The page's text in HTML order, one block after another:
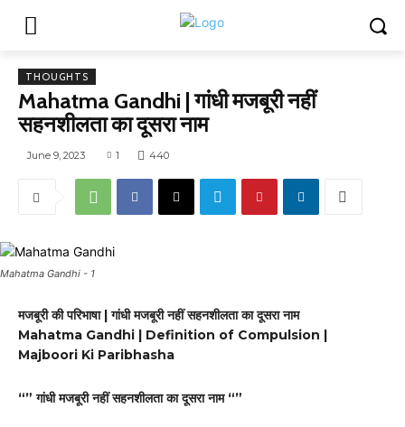
THOUGHTS
Mahatma Gandhi | गांधी मजबूरी नहीं
सहनशीलता का दूसरा नाम
June 9, 2023 1 440
Mahatma Gandhi - 1
मजबूरी की परिभाषा | गांधी मजबूरी नहीं सहनशीलता का दूसरा नाम
Mahatma Gandhi | Definition of Compulsion |
Majboori Ki Paribhasha
“” गांधी मजबूरी नहीं सहनशीलता का दूसरा नाम “”